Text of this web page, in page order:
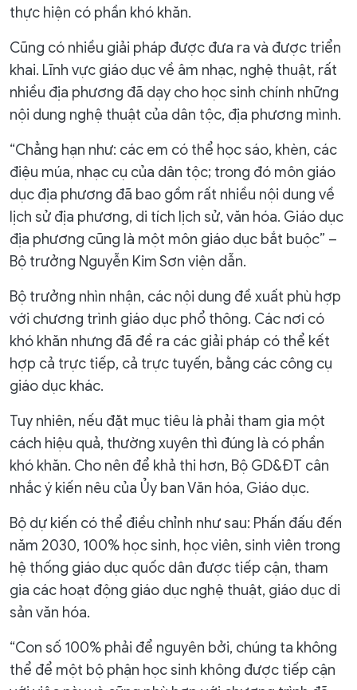
thực hiện có phần khó khăn.
Cũng có nhiều giải pháp được đưa ra và được triển
khai. Lĩnh vực giáo dục về âm nhạc, nghệ thuật, rất
nhiều địa phương đã dạy cho học sinh chính những
nội dung nghệ thuật của dân tộc, địa phương mình.
“Chẳng hạn như: các em có thể học sáo, khèn, các
điệu múa, nhạc cụ của dân tộc; trong đó môn giáo
dục địa phương đã bao gồm rất nhiều nội dung về
lịch sử địa phương, di tích lịch sử, văn hóa. Giáo dục
địa phương cũng là một môn giáo dục bắt buộc” –
Bộ trưởng Nguyễn Kim Sơn viện dẫn.
Bộ trưởng nhìn nhận, các nội dung đề xuất phù hợp
với chương trình giáo dục phổ thông. Các nơi có
khó khăn nhưng đã đề ra các giải pháp có thể kết
hợp cả trực tiếp, cả trực tuyến, bằng các công cụ
giáo dục khác.
Tuy nhiên, nếu đặt mục tiêu là phải tham gia một
cách hiệu quả, thường xuyên thì đúng là có phần
khó khăn. Cho nên để khả thi hơn, Bộ GD&ĐT cân
nhắc ý kiến nêu của Ủy ban Văn hóa, Giáo dục.
Bộ dự kiến có thể điều chỉnh như sau: Phấn đấu đến
năm 2030, 100% học sinh, học viên, sinh viên trong
hệ thống giáo dục quốc dân được tiếp cận, tham
gia các hoạt động giáo dục nghệ thuật, giáo dục di
sản văn hóa.
“Con số 100% phải để nguyên bởi, chúng ta không
thể để một bộ phận học sinh không được tiếp cận